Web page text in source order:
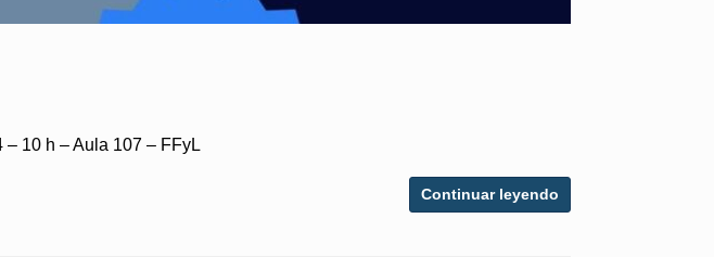
10 h – Aula 107 – FFyL
Continuar leyendo